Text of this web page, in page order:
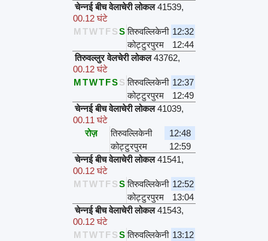
चेन्नई बीच वेलाचेरी लोकल 41539,
00.12 घंटे
M TWTFSS तिरुवल्लिकेनी 12:32
कोट्टुरपुरम
12:44
तिरुवल्लुर वेलचेरी लोकल 43762,
00.12 घंटे
MTWTFSS तिरुवल्लिकेनी 12:37
कोट्टुरपुरम
12:49
चेन्नई बीच वेलाचेरी लोकल 41039,
00.11 घंटे
रोज़
तिरुवल्लिकेनी
12:48
कोट्टुरपुरम
12:59
चेन्नई बीच वेलाचेरी लोकल 41541,
00.12 घंटे
M TWTFSS तिरुवल्लिकेनी 12:52
कोट्टुरपुरम
13:04
चेन्नई बीच वेलाचेरी लोकल 41543,
00.12 घंटे
M TWTFSS तिरुवल्लिकेनी 13:12